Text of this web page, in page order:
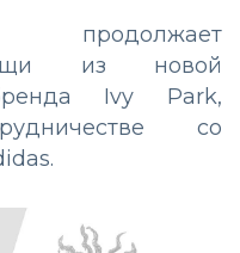
продолжает
из новой
Ivy Park,
со